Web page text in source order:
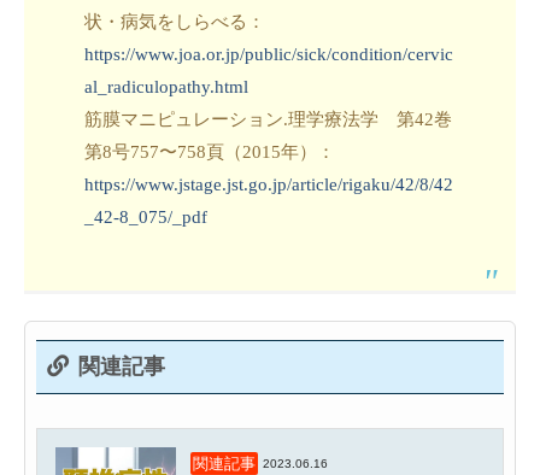
状・病気をしらべる：
https://www.joa.or.jp/public/sick/condition/cervic
al_radiculopathy.html
筋膜マニピュレーション.理学療法学 第42巻
第8号757〜758頁（2015年）：
https://www.jstage.jst.go.jp/article/rigaku/42/8/42
_42-8_075/_pdf
関連記事
関連記事 2023.06.16